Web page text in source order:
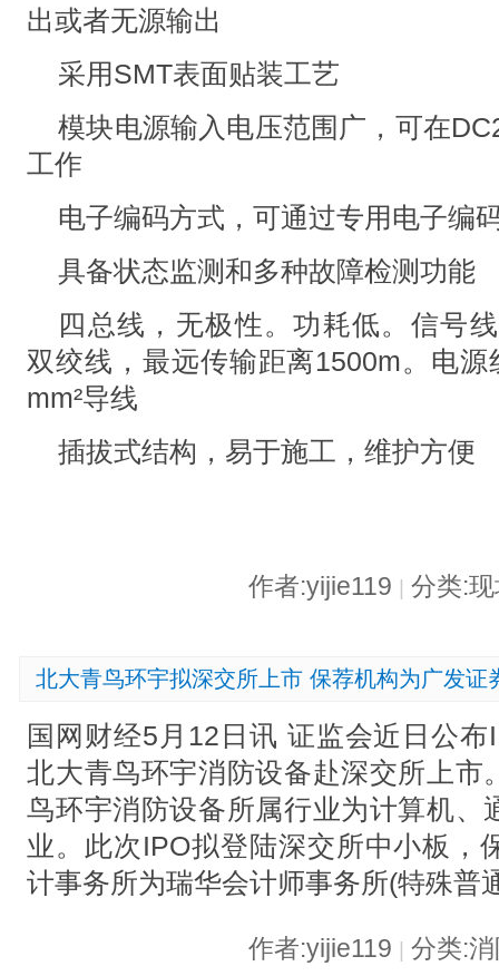
出或者无源输出
采用SMT表面贴装工艺
模块电源输入电压范围广，可在
工作
电子编码方式，可通过专用电子编
具备状态监测和多种故障检测功能
四总线，无极性。功耗低。信号
双绞线，最远传输距离1500m。电源
mm²导线
插拔式结构，易于施工，维护方便
作者:yijie119 分类:
北大青鸟环宇拟深交所上市 保荐机构为广发证
国网财经5月12日讯 证监会近日公
北大青鸟环宇消防设备赴深交所上市
鸟环宇消防设备所属行业为计算机、
业。此次IPO拟登陆深交所中小板，
计事务所为瑞华会计师事务所(特殊普
作者:yijie119 | 分类: